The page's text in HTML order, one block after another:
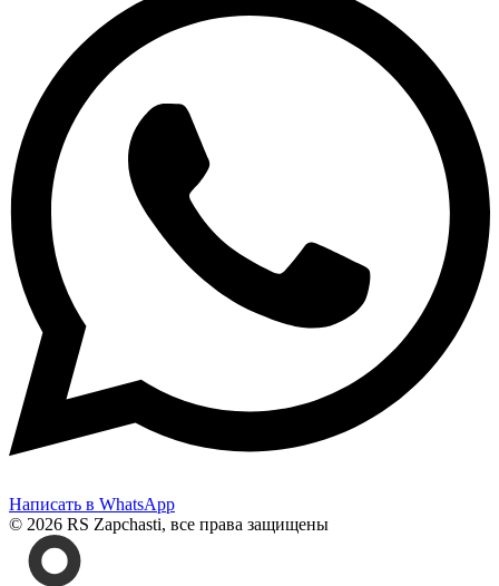
Написать в WhatsApp
© 2026 RS Zapchasti, все права защищены